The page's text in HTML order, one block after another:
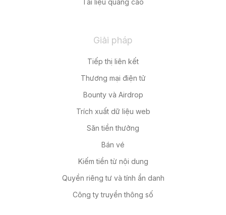
Tài liệu quảng cáo
Giải pháp
Tiếp thị liên kết
Thương mại điện tử
Bounty và Airdrop
Trích xuất dữ liệu web
Săn tiền thưởng
Bán vé
Kiếm tiền từ nội dung
Quyền riêng tư và tính ẩn danh
Công ty truyền thông số